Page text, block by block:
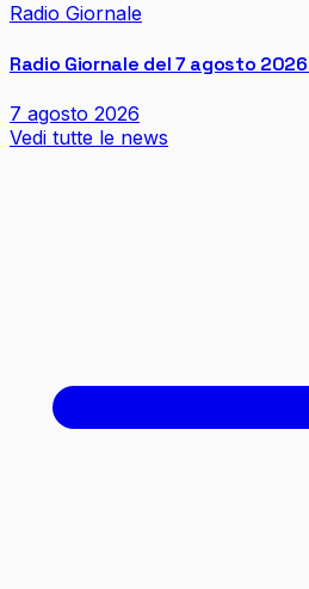
Radio Giornale
Radio Giornale del 7 agosto
7 agosto 2026
Vedi tutte le news